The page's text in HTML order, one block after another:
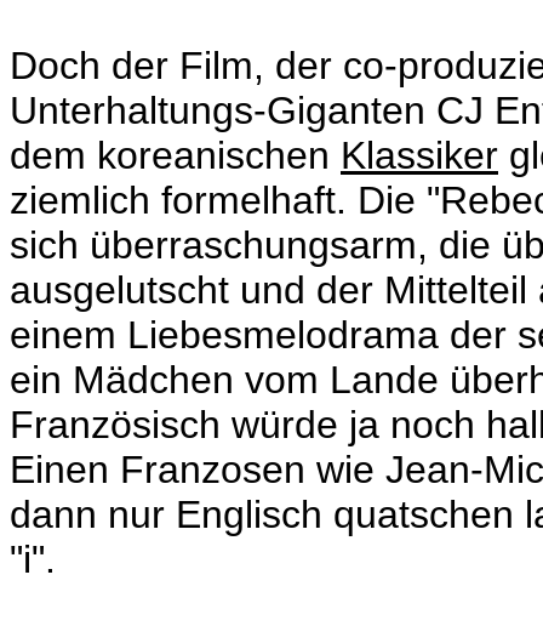
Doch der Film, der co-
Unterhaltungs-Giganten CJ
dem koreanischen Klassiker
ziemlich formelhaft. Die
sich überraschungsarm, die
ausgelutscht und der
einem Liebesmelodrama der
ein Mädchen vom Lande
Französisch würde ja noch
Einen Franzosen wie Jean-
dann nur Englisch quatschen
"i".